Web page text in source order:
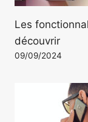
Les
découvrir
09/09/2024